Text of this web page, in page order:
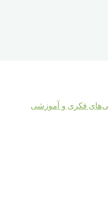
فکری و آموزشی
به حفظ محیط زیست